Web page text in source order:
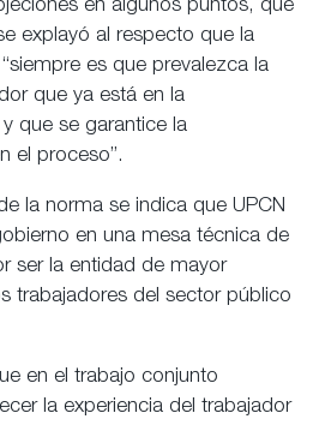
en algunos puntos, que
explayó al respecto que la
es que prevalezca la
que ya está en la
que se garantice la
el proceso”.
la norma se indica que UPCN
en una mesa técnica de
ser la entidad de mayor
trabajadores del sector público
en el trabajo conjunto
la experiencia del trabajador